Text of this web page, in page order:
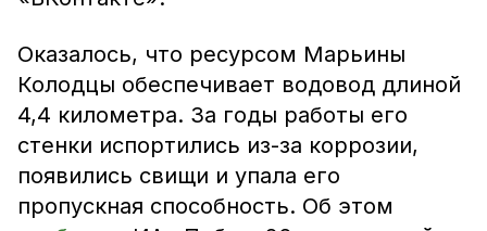
Оказалось, что ресурсом Марьины
Колодцы обеспечивает водовод длиной
4,4 километра. За годы работы его
стенки испортились из-за коррозии,
появились свищи и упала его
пропускная способность. Об этом